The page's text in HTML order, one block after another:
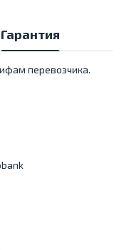
Гарантия
перевозчика.